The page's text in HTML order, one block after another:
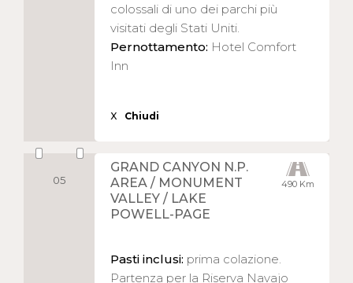
colossali di uno dei parchi più
visitati degli Stati Uniti.
Pernottamento: Hotel Comfort
Inn
X Chiudi
05 490 Km
GRAND CANYON N.P.
AREA / MONUMENT
VALLEY / LAKE
POWELL-PAGE
Pasti inclusi: prima colazione.
Partenza per la Riserva Navajo